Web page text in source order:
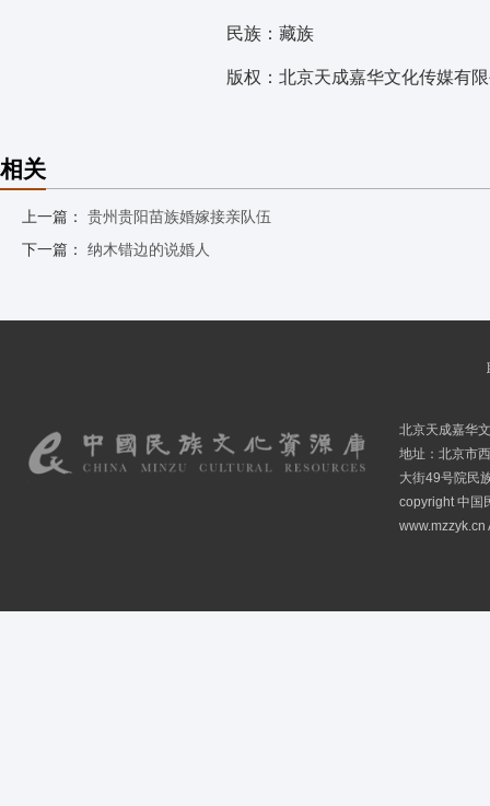
民族：藏族
版权：北京天成嘉华文化传媒有限
相关
上一篇： 贵州贵阳苗族婚嫁接亲队伍
下一篇： 纳木错边的说婚人
北京天成嘉华
地址：北京市
大街49号院民
copyright 中国